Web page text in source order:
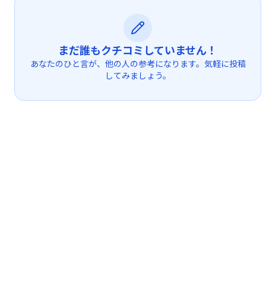
まだ誰もクチコミしていません！
あなたのひと言が、他の人の参考になります。気軽に投稿
してみましょう。